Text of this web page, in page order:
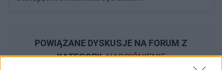
POWIĄZANE DYSKUSJE NA FORUM Z
KATEGORIINADCIŚNIENIE